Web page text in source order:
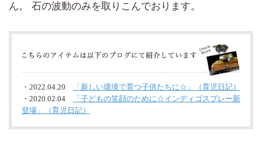
ん。 石の波動のみを取りこんでおります。
・2022.04.20
「新しい環境で育つ子供たちに☆」（育児日記）
・2020.02.04
「子どもの笑顔のために☆インディゴスプレー新
登場」（育児日記）